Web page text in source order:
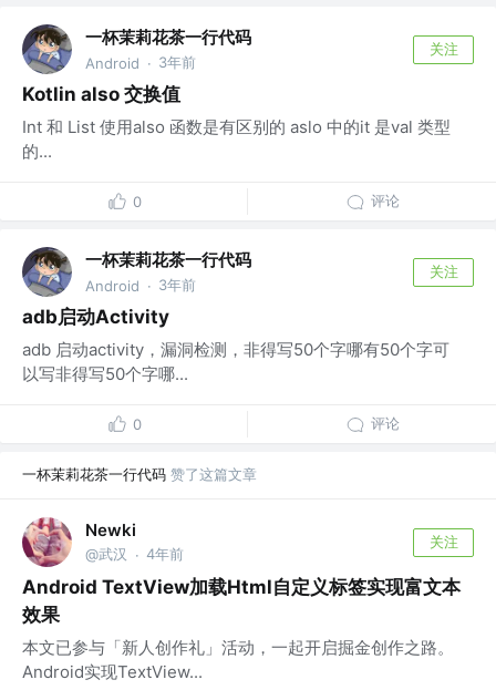
一杯茉莉花茶一行代码
Android · 3年前
关注
Kotlin also 交换值
Int 和 List 使用also 函数是有区别的 aslo 中的it 是val 类型
的...
0 评论
一杯茉莉花茶一行代码
Android · 3年前
关注
adb启动Activity
adb 启动activity，漏洞检测，非得写50个字哪有50个字可
以写非得写50个字哪...
0 评论
一杯茉莉花茶一行代码 赞了这篇文章
Newki
@武汉 · 4年前
关注
Android TextView加载Html自定义标签实现富文本
效果
本文已参与「新人创作礼」活动，一起开启掘金创作之路。
Android实现TextView...